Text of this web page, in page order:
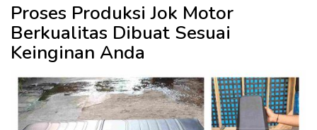
Proses Produksi Jok Motor
Berkualitas Dibuat Sesuai
Keinginan Anda